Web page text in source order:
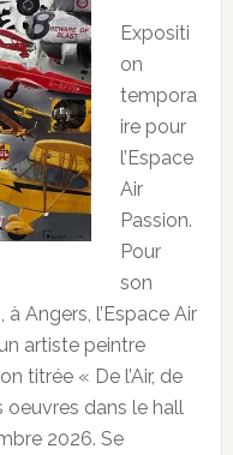
Expositi
on
tempora
ire pour
l’Espace
Air
Passion.
Pour
son
Angers, l’Espace Air
artiste peintre
titrée « De l’Air, de
oeuvres dans le hall
2026. Se